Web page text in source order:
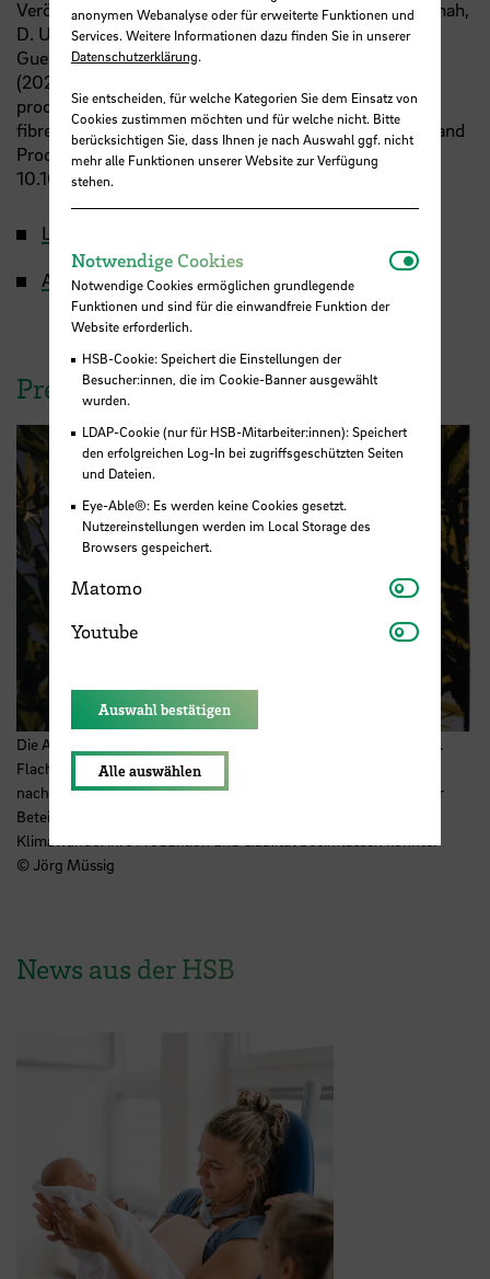
Veröffentlichung: Beaugrand, J., Müssig, J., Day, A., Shah,
D. U., Amaducci, S., Blandinières, H., Ouagne, P.,
Guessasma, S., Placet, V., Baley, C. & Bourmaud, A.
(2026): Projected impacts of global warming on the
production and qualities of hemp and flax plants and
fibres: Toward adaptation strategies. Industrial Crops and
Products, Vol. 248, 123513. DOI:
10.1016/j.indcrop.2026.123513
Link zur Studie
Arbeitsgruppe Biologische Werkstoffe an der HSB
Pressebild zum Herunterladen
Die Aufnahme zeigt Faserhanf, einen Nachwachsenden Rohstoff.
Flachs- und Hanffasern gelten als wichtige Rohstoffe für
nachhaltige Verbundwerkstoffe. Eine internationale Studie unter
Beteiligung der Hochschule Bremen untersucht, wie der
Klimawandel ihre Produktion und Qualität beeinflussen könnte.
© Jörg Müssig
News aus der HSB
anonymen Webanalyse oder für erweiterte Funktionen und
Services. Weitere Informationen dazu finden Sie in unserer
Datenschutzerklärung.
Sie entscheiden, für welche Kategorien Sie dem Einsatz von
Cookies zustimmen möchten und für welche nicht. Bitte
berücksichtigen Sie, dass Ihnen je nach Auswahl ggf. nicht
mehr alle Funktionen unserer Website zur Verfügung
stehen.
Notwendige Cookies
Notwendige Cookies ermöglichen grundlegende
Funktionen und sind für die einwandfreie Funktion der
Website erforderlich.
HSB-Cookie: Speichert die Einstellungen der
Besucher:innen, die im Cookie-Banner ausgewählt
wurden.
LDAP-Cookie (nur für HSB-Mitarbeiter:innen): Speichert
den erfolgreichen Log-In bei zugriffsgeschützten Seiten
und Dateien.
Eye-Able®: Es werden keine Cookies gesetzt.
Nutzereinstellungen werden im Local Storage des
Browsers gespeichert.
Matomo Matomo
Youtube Youtube
Auswahl bestätigen
Alle auswählen